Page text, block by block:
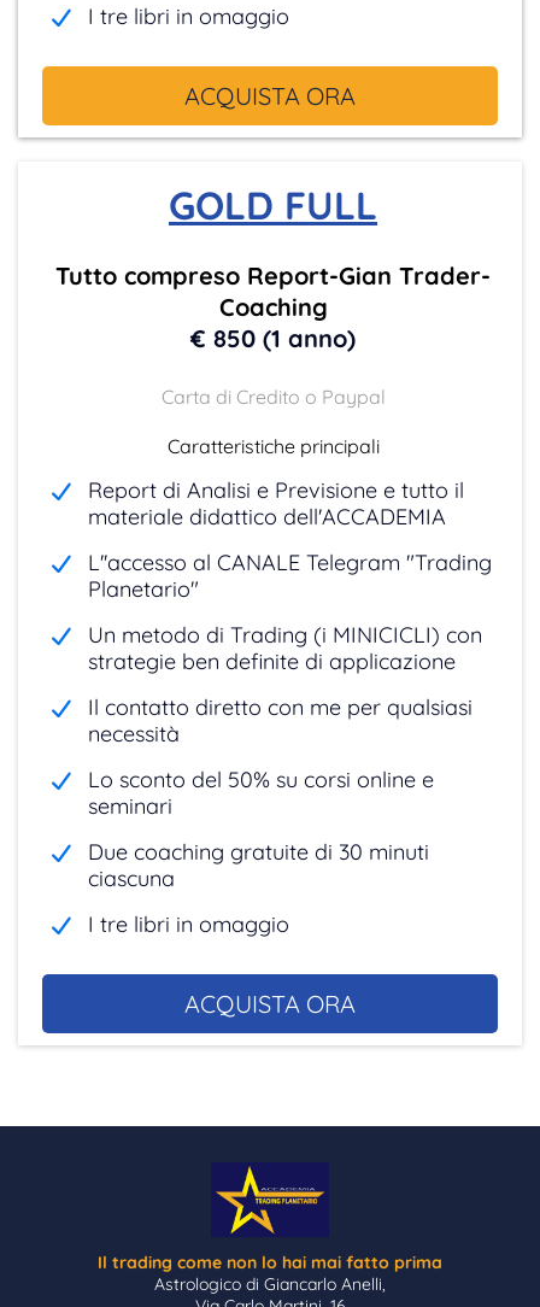
I tre libri in omaggio
ACQUISTA ORA
GOLD FULL
Tutto compreso Report-Gian Trader-
Coaching
€ 850 (1 anno)
Carta di Credito o Paypal
Caratteristiche principali
Report di Analisi e Previsione e tutto il
materiale didattico dell'ACCADEMIA
L''accesso al CANALE Telegram "Trading
Planetario"
Un metodo di Trading (i MINICICLI) con
strategie ben definite di applicazione
Il contatto diretto con me per qualsiasi
necessità
Lo sconto del 50% su corsi online e
seminari
Due coaching gratuite di 30 minuti
ciascuna
I tre libri in omaggio
ACQUISTA ORA
Il trading come non lo hai mai fatto prima
Astrologico di Giancarlo Anelli,